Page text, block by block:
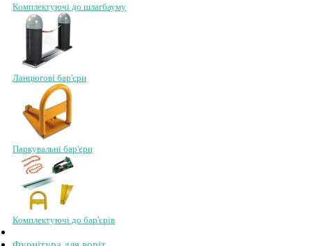
Комплектуючі до шлагбауму
Ланцюгові бар'єри
Паркувальні бар'єри
Комплектуючі до бар'єрів